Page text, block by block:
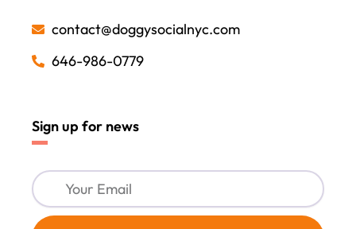
contact@doggysocialnyc.com
646-986-0779
Sign up for news
Your
Email